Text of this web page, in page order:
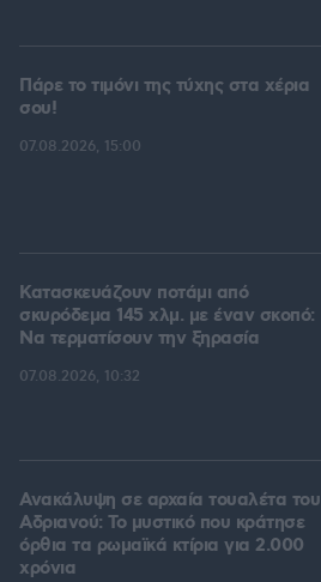
Πάρε το τιμόνι της τύχης στα χέρια
σου!
07.08.2026, 15:00
Κατασκευάζουν ποτάμι από
σκυρόδεμα 145 χλμ. με έναν σκοπό:
Να τερματίσουν την ξηρασία
07.08.2026, 10:32
Ανακάλυψη σε αρχαία τουαλέτα του
Αδριανού: Το μυστικό που κράτησε
όρθια τα ρωμαϊκά κτίρια για 2.000
χρόνια